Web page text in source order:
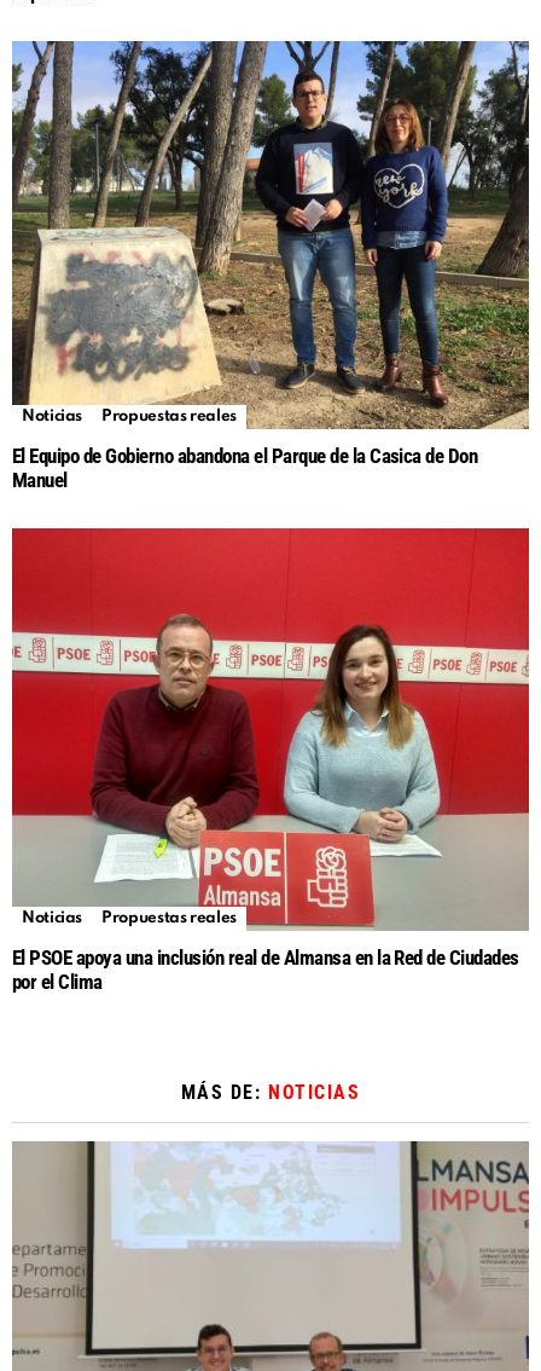
Noticias Propuestas reales
El Equipo de Gobierno abandona el Parque de la Casica de Don
Manuel
Noticias Propuestas reales
El PSOE apoya una inclusión real de Almansa en la Red de Ciudades
por el Clima
MÁS DE: NOTICIAS